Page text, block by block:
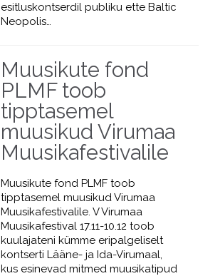
esitluskontserdil publiku ette Baltic
Neopolis…
Muusikute fond
PLMF toob
tipptasemel
muusikud Virumaa
Muusikafestivalile
Muusikute fond PLMF toob
tipptasemel muusikud Virumaa
Muusikafestivalile. V Virumaa
Muusikafestival 17.11-10.12 toob
kuulajateni kümme eripalgeliselt
kontserti Lääne- ja Ida-Virumaal,
kus esinevad mitmed muusikatipud